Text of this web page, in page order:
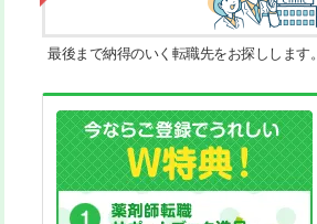
最後まで納得のいく転職先をお探しします。